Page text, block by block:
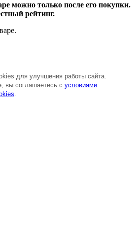
можно только после его покупки.
рейтинг.
для улучшения работы сайта.
вы соглашаетесь с условиями
.